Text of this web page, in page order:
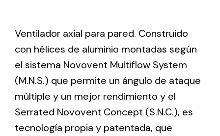
Ventilation
The incorporation of Novovent into the group
meant a greater offer of ventilation products for
different uses
Ventilador axial para pared. Construido
con hélices de aluminio montadas según
el sistema Novovent Multiflow System
(M.N.S.) que permite un ángulo de ataque
múltiple y un mejor rendimiento y el
Serrated Novovent Concept (S.N.C.), es
tecnología propia y patentada, que